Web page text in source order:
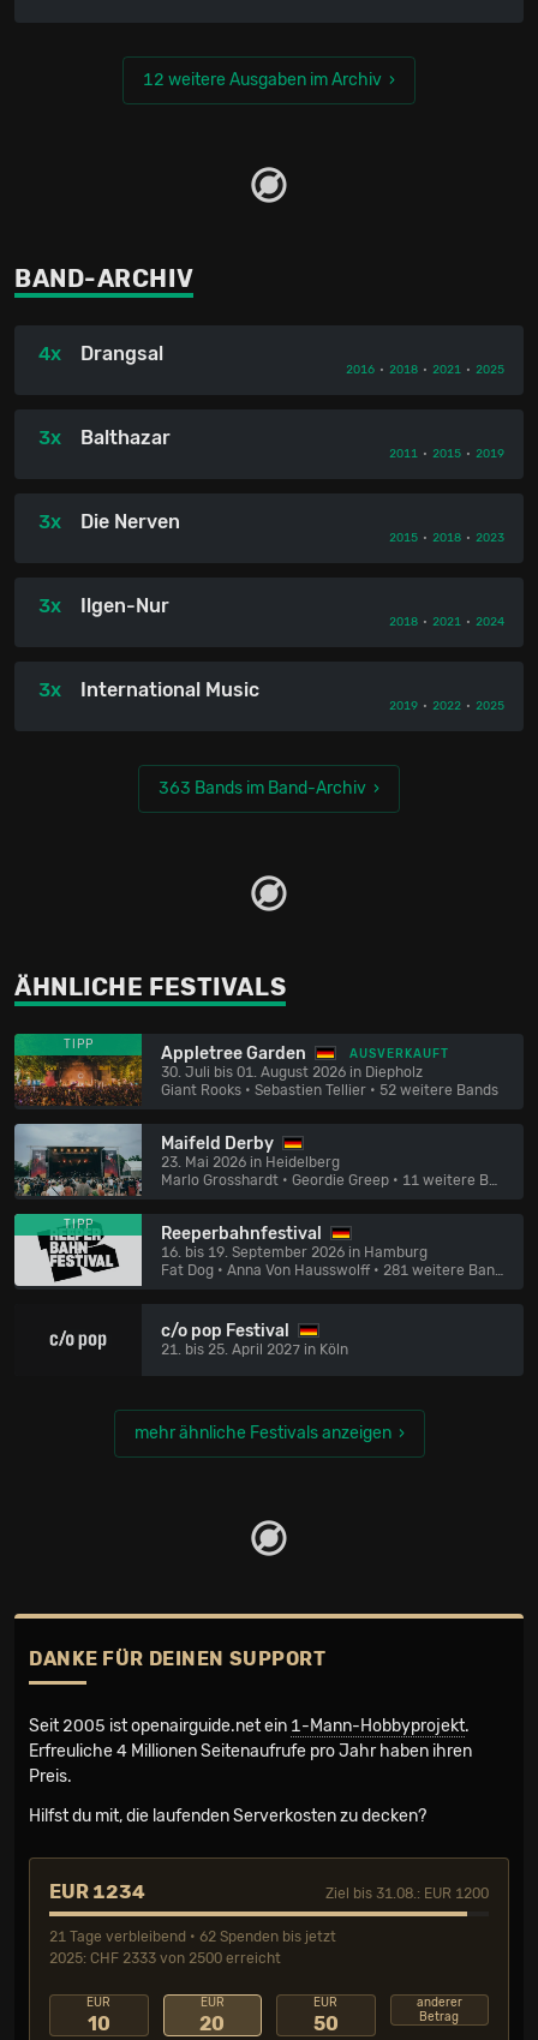
12 weitere Ausgaben im Archiv
BAND-ARCHIV
4x Drangsal
2016 • 2018 • 2021 • 2025
3x Balthazar
2011 • 2015 • 2019
3x Die Nerven
2015 • 2018 • 2023
3x Ilgen-Nur
2018 • 2021 • 2024
3x International Music
2019 • 2022 • 2025
363 Bands im Band-Archiv
ÄHNLICHE FESTIVALS
TIPP Appletree Garden AUSVERKAUFT
30. Juli bis 01. August 2026 in Diepholz
Giant Rooks • Sebastien Tellier • 52 weitere Bands
Maifeld Derby
23. Mai 2026 in Heidelberg
Marlo Grosshardt • Geordie Greep • 11 weitere Bands
TIPP Reeperbahnfestival
16. bis 19. September 2026 in Hamburg
Fat Dog • Anna Von Hausswolff • 281 weitere Bands
c/o pop Festival
21. bis 25. April 2027 in Köln
mehr ähnliche Festivals anzeigen
DANKE FÜR DEINEN SUPPORT
Seit 2005 ist openairguide.net ein 1-Mann-Hobbyprojekt.
Erfreuliche 4 Millionen Seiten­aufrufe pro Jahr haben ihren
Preis.
Hilfst du mit, die laufenden Serverkosten zu decken?
EUR 1234 Ziel bis 31.08.: EUR 1200
21 Tage verbleibend • 62 Spenden bis jetzt
2025: CHF 2333 von 2500 erreicht
EUR
10
EUR
20
EUR
50
anderer
Betrag